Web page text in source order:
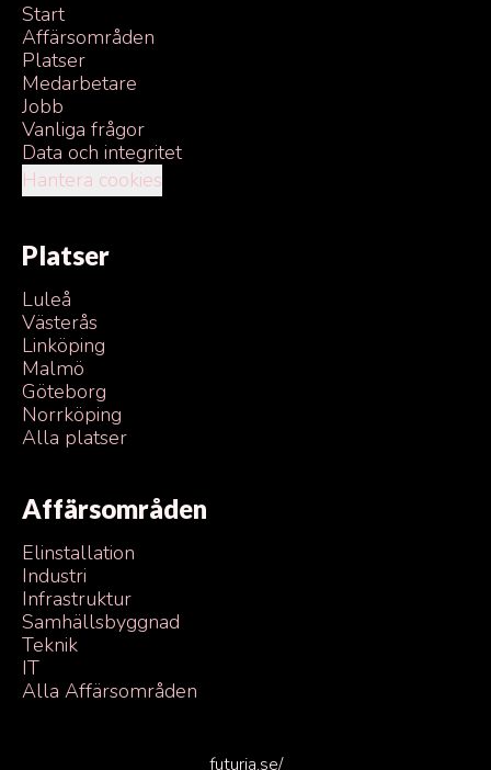
Start
Affärsområden
Platser
Medarbetare
Jobb
Vanliga frågor
Data och integritet
Hantera cookies
Platser
Luleå
Västerås
Linköping
Malmö
Göteborg
Norrköping
Alla platser
Affärsområden
Elinstallation
Industri
Infrastruktur
Samhällsbyggnad
Teknik
IT
Alla Affärsområden
futuria.se/